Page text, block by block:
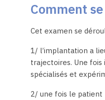
Comment
Cet examen se
1/ l’implantation a
trajectoires. Une
spécialisés et
2/ une fois le patient